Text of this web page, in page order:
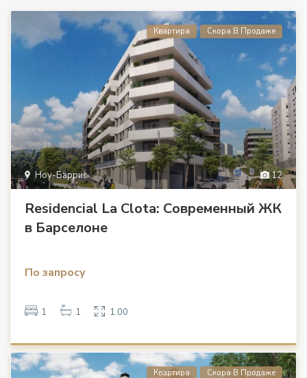
12
Ноу-Баррис
Квартира Скора В Продаже
Residencial La Clota: Современный ЖК
в Барселоне
По запросу
1 1 1.00
Квартира Скора В Продаже